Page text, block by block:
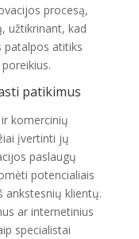
procesą,
užtikrinant, kad
patalpos atitiks
patikimus
komercinių
įvertinti jų
paslaugų
potencialiais
ankstesnių klientų.
ar internetinius
specialistai